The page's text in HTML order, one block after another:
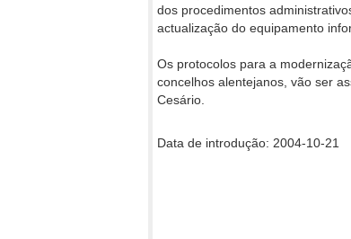
dos procedimentos
actualização do equipamento
Os protocolos para a
concelhos alentejanos, vão ser
Cesário.
Data de introdução: 2004-10-21